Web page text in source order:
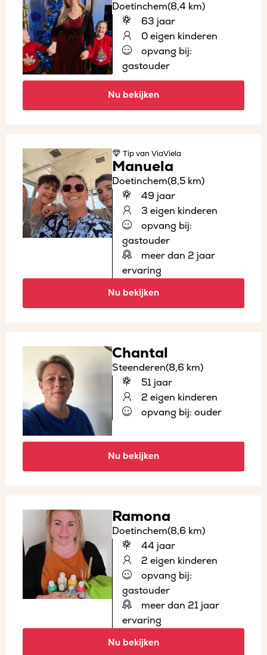
Doetinchem(8,4 km)
63 jaar
0 eigen kinderen
opvang bij:
gastouder
Nu bekijken
Tipvan ViaViela
Manuela
Doetinchem(8,5 km)
49 jaar
3 eigen kinderen
opvang bij:
gastouder
meer dan 2 jaar
ervaring
Nu bekijken
Chantal
Steenderen(8,6 km)
51 jaar
2 eigen kinderen
opvang bij: ouder
Nu bekijken
Ramona
Doetinchem(8,6 km)
44 jaar
2 eigen kinderen
opvang bij:
gastouder
meer dan 21 jaar
ervaring
Nu bekijken